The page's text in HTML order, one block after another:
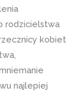
rodzicielstwa
kobiet
najlepiej